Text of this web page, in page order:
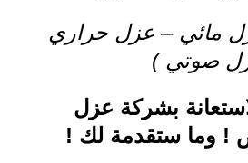
مائي – عزل حراري
صوتي )
بشركة عزل
! وما ستقدمة لك !